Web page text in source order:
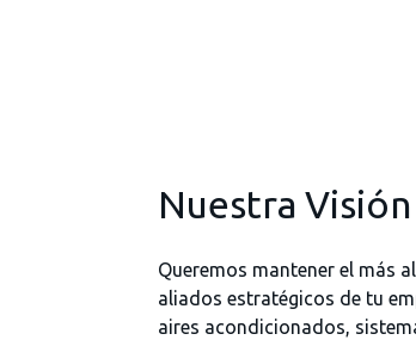
Nuestra Visión
Queremos mantener el más
aliados estratégicos de tu
aires acondicionados,